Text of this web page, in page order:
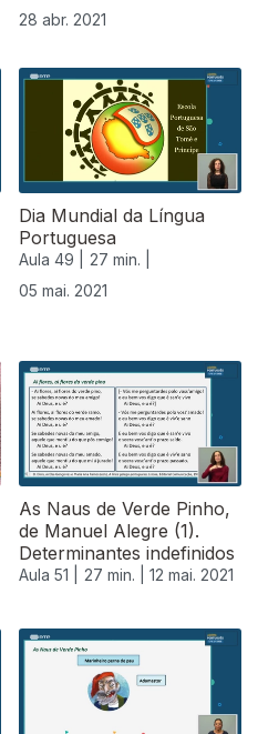
28 abr. 2021
Dia Mundial da Língua
Portuguesa
Aula 49 |
27 min. |
05 mai. 2021
As Naus de Verde Pinho,
de Manuel Alegre (1).
Determinantes indefinidos
Aula 51 | 27 min. | 12 mai. 2021